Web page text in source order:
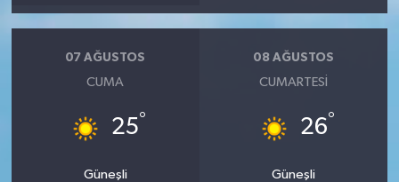
07 AĞUSTOS
CUMA
25°
Güneşli
08 AĞUSTOS
CUMARTESI
26°
Güneşli